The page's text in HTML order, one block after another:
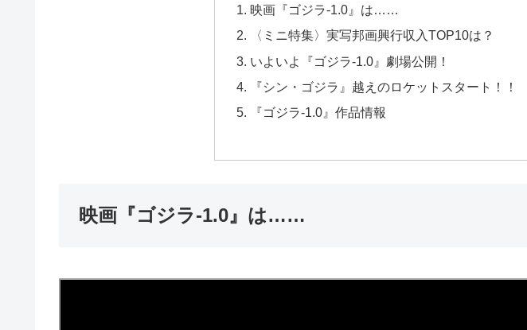
映画『ゴジラ-1.0』は……
〈ミニ特集〉実写邦画興行収入TOP10は？
いよいよ『ゴジラ-1.0』劇場公開！
『シン・ゴジラ』越えのロケットスタート！！
『ゴジラ-1.0』作品情報
映画『ゴジラ-1.0』は……